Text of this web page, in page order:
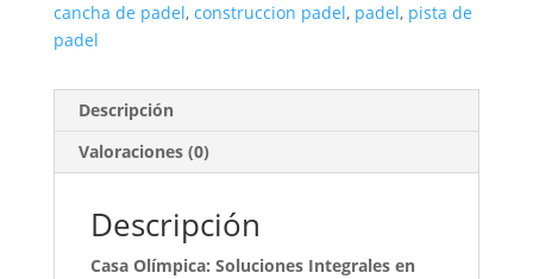
cancha de padel, construccion padel, padel, pista de
padel
Descripción
Valoraciones (0)
Descripción
Casa Olímpica: Soluciones Integrales en